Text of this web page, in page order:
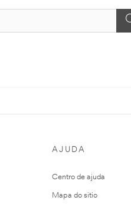
AJUDA
Centro de ajuda
Mapa do sitio